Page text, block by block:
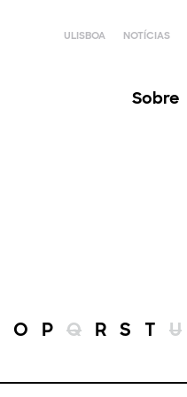
ULISBOA NOTÍCIAS
Sobre
O P Q R S T U